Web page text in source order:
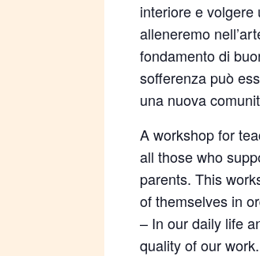
interiore e
alleneremo
fondamento di
sofferenza può
una nuova
A workshop for
all those who
parents. This
of themselves in
– In our daily life
quality of our